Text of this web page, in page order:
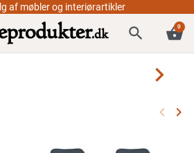
search shopping_basket
0

Forrige
keyboard_arrow_left keyboard_arrow_right